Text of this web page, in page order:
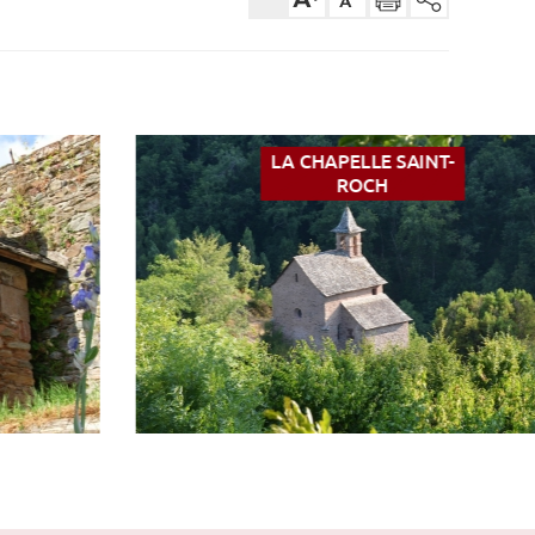
LA CHAPELLE SAINT-
ROCH